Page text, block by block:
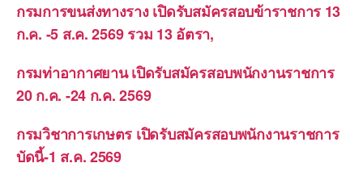
กรมการขนส่งทางราง เปิดรับสมัครสอบข้าราชการ 13
ก.ค. -5 ส.ค. 2569 รวม 13 อัตรา,
กรมท่าอากาศยาน เปิดรับสมัครสอบพนักงานราชการ
20 ก.ค. -24 ก.ค. 2569
กรมวิชาการเกษตร เปิดรับสมัครสอบพนักงานราชการ
บัดนี้-1 ส.ค. 2569